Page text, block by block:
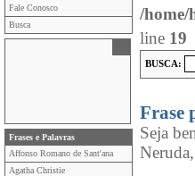
Fale Conosco
Busca
Frases e Palavras
Affonso Romano de Sant'ana
Agatha Christie
/home/
line 19
BUSCA:
Frase
Seja